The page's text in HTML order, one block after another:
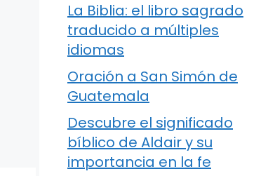
La Biblia: el libro sagrado
traducido a múltiples
idiomas
Oración a San Simón de
Guatemala
Descubre el significado
bíblico de Aldair y su
importancia en la fe